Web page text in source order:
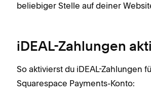
beliebiger Stelle auf deiner
iDEAL-Zahlungen
So aktivierst du iDEAL-Zahlungen
Squarespace Payments-Konto: